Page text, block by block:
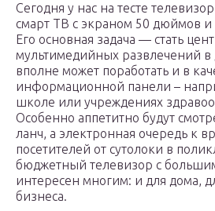
Сегодня у нас на тесте
смарт ТВ с экраном 50 дюймов
Его основная задача — стать
мультимедийных развлечений в
вполне может поработать и в
информационной панели –
школе или учреждениях
Особенно аппетитно будут
ланч, а электронная очередь к
посетителей от сутолоки в
бюджетный телевизор с
интересен многим: и для дома,
бизнеса.